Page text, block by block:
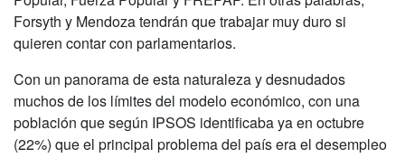
Forsyth y Mendoza tendrán que trabajar muy duro si
quieren contar con parlamentarios.
Con un panorama de esta naturaleza y desnudados
muchos de los límites del modelo económico, con una
población que según IPSOS identificaba ya en octubre
(22%) que el principal problema del país era el desempleo